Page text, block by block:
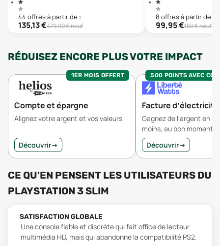
44 offresà partir de :
135,13€479,99€ neuf
8 offresà partir de :
99,95€150€ neuf
RÉDUISEZ ENCORE PLUS VOTRE IMPACT
1ER MOIS OFFERT
Compte et épargne
Alignez votre argent et vos valeurs
Découvrir→
500 POINTS AVEC
Facture d’électricité
Gagnez de l'argent en
moins, au bon moment.
Découvrir→
CE QU'EN PENSENT LES UTILISATEURS DU
PLAYSTATION 3 SLIM
SATISFACTION GLOBALE
Une console fiable et discrète qui fait office de lecteur
multimédia HD, mais qui abandonne la compatibilité PS2.